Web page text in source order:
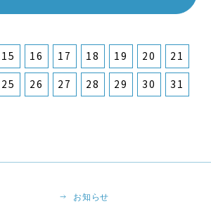
15 16 17 18 19 20
21
25 26 27 28 29 30
31
お知らせ